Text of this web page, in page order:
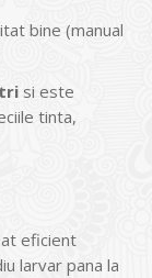
bine (manual
si este
tinta,
eficient
larvar pana la